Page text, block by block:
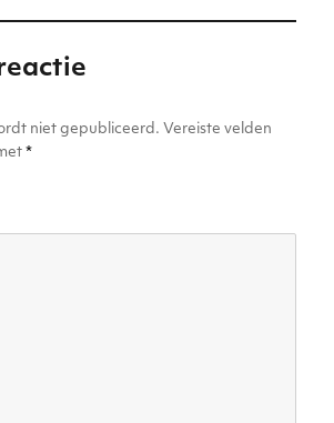
p o
k
er
niet gepubliceerd. Vereiste velden
*